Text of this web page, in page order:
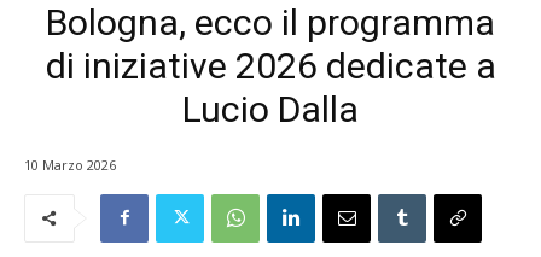
Bologna, ecco il programma
di iniziative 2026 dedicate a
Lucio Dalla
10 Marzo 2026